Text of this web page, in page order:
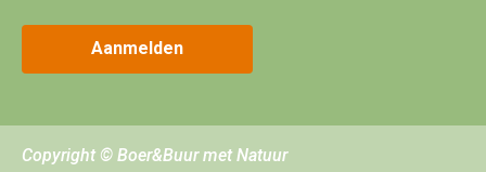
Aanmelden
Copyright © Boer&Buur met Natuur